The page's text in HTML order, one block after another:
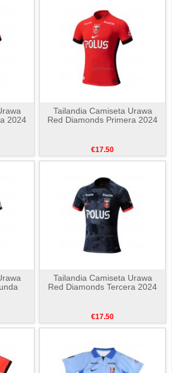
2024
Tailandia Camiseta Urawa
Red Diamonds Primera 2024
€17.50
Tailandia Camiseta Urawa
Red Diamonds Tercera 2024
€17.50